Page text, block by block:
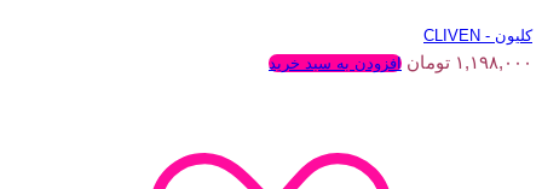
کلیون - CLIVEN
۱,۱۹۸,۰۰۰ تومان افزودن به سبد خرید